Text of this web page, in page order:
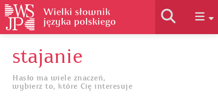
Historia słownika
Jak korzystać
stajanie
Hasło ma wiele znaczeń,
wybierz to, które Cię interesuje